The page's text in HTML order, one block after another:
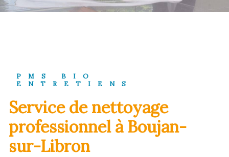
PMS BIO
ENTRETIENS
service de nettoyage
professionnel à Boujan-
sur-Libron